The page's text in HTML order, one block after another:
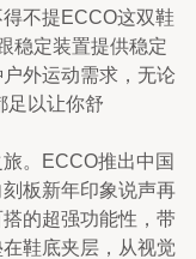
不提ECCO这双鞋
稳定装置提供稳定
外运动需求，无论
足以让你舒
。ECCO推出中国
板新年印象说声再
的超强功能性，带
鞋底夹层，从视觉